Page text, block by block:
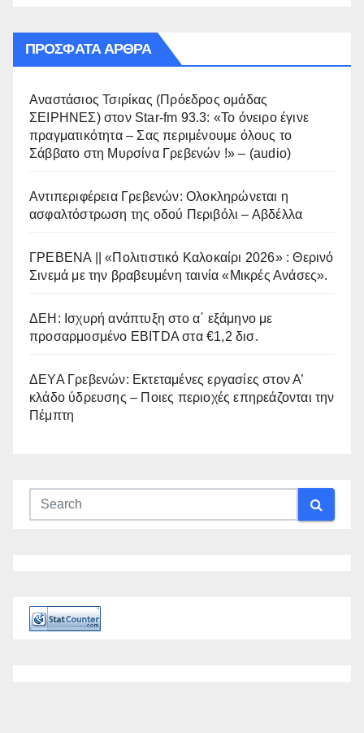
ΠΡΌΣΦΑΤΑ ΆΡΘΡΑ
Αναστάσιος Τσιρίκας (Πρόεδρος ομάδας
ΣΕΙΡΗΝΕΣ) στον Star-fm 93.3: «Το όνειρο έγινε
πραγματικότητα – Σας περιμένουμε όλους το
Σάββατο στη Μυρσίνα Γρεβενών !» – (audio)
Αντιπεριφέρεια Γρεβενών: Ολοκληρώνεται η
ασφαλτόστρωση της οδού Περιβόλι – Αβδέλλα
ΓΡΕΒΕΝΑ || «Πολιτιστικό Καλοκαίρι 2026» : Θερινό
Σινεμά με την βραβευμένη ταινία «Μικρές Ανάσες».
ΔΕΗ: Ισχυρή ανάπτυξη στο α΄ εξάμηνο με
προσαρμοσμένο EBITDA στα €1,2 δισ.
ΔΕΥΑ Γρεβενών: Εκτεταμένες εργασίες στον Α’
κλάδο ύδρευσης – Ποιες περιοχές επηρεάζονται την
Πέμπτη